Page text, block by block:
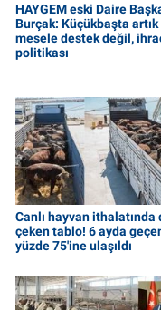
HAYGEM eski Daire
Burçak: Küçükbaşta artık
mesele destek değil,
politikası
Canlı hayvan ithalatında
çeken tablo! 6 ayda
yüzde 75'ine ulaşıldı